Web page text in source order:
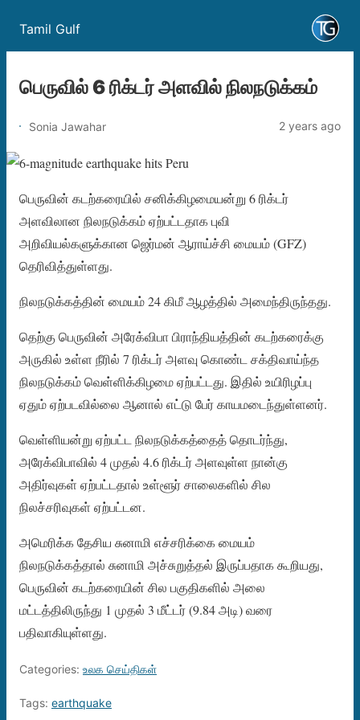
Tamil Gulf
பெருவில் 6 ரிக்டர் அளவில் நிலநடுக்கம்
Sonia Jawahar 2 years ago
பெருவின் கடற்கரையில் சனிக்கிழமையன்று 6 ரிக்டர்
அளவிலான நிலநடுக்கம் ஏற்பட்டதாக புவி
அறிவியல்களுக்கான ஜெர்மன் ஆராய்ச்சி மையம் (GFZ)
தெரிவித்துள்ளது.
நிலநடுக்கத்தின் மையம் 24 கிமீ ஆழத்தில் அமைந்திருந்தது.
தெற்கு பெருவின் அரேக்விபா பிராந்தியத்தின் கடற்கரைக்கு
அருகில் உள்ள நீரில் 7 ரிக்டர் அளவு கொண்ட சக்திவாய்ந்த
நிலநடுக்கம் வெள்ளிக்கிழமை ஏற்பட்டது. இதில் உயிரிழப்பு
ஏதும் ஏற்படவில்லை ஆனால் எட்டு பேர் காயமடைந்துள்ளனர்.
வெள்ளியன்று ஏற்பட்ட நிலநடுக்கத்தைத் தொடர்ந்து,
அரேக்விபாவில் 4 முதல் 4.6 ரிக்டர் அளவுள்ள நான்கு
அதிர்வுகள் ஏற்பட்டதால் உள்ளூர் சாலைகளில் சில
நிலச்சரிவுகள் ஏற்பட்டன.
அமெரிக்க தேசிய சுனாமி எச்சரிக்கை மையம்
நிலநடுக்கத்தால் சுனாமி அச்சுறுத்தல் இருப்பதாக கூறியது,
பெருவின் கடற்கரையின் சில பகுதிகளில் அலை
மட்டத்திலிருந்து 1 முதல் 3 மீட்டர் (9.84 அடி) வரை
பதிவாகியுள்ளது.
Categories: உலக செய்திகள்
Tags: earthquake